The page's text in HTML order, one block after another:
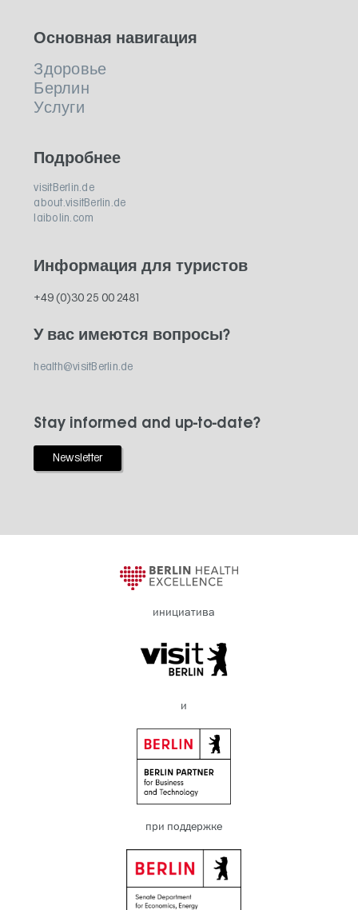
Основная навигация
Здоровье
Берлин
Услуги
Подробнее
visitBerlin.de
about.visitBerlin.de
laibolin.com
Информация для туристов
+49 (0)30 25 00 2481
У вас имеются вопросы?
health@visitBerlin.de
Stay informed and up-to-date?
Newsletter
инициатива
и
при поддержке